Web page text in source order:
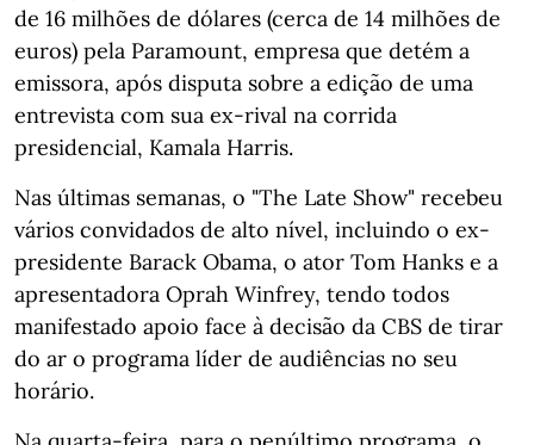
de 16 milhões de dólares (cerca de 14 milhões de
euros) pela Paramount, empresa que detém a
emissora, após disputa sobre a edição de uma
entrevista com sua ex-rival na corrida
presidencial, Kamala Harris.
Nas últimas semanas, o "The Late Show" recebeu
vários convidados de alto nível, incluindo o ex-
presidente Barack Obama, o ator Tom Hanks e a
apresentadora Oprah Winfrey, tendo todos
manifestado apoio face à decisão da CBS de tirar
do ar o programa líder de audiências no seu
horário.